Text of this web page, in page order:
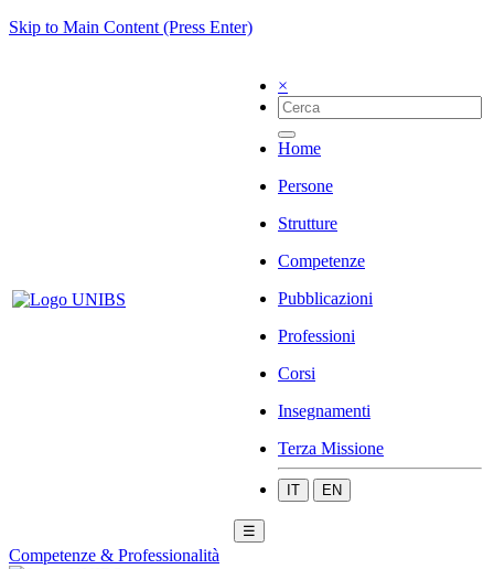
Skip to Main Content (Press Enter)
×
Home
Persone
Strutture
Competenze
Pubblicazioni
Professioni
Corsi
Insegnamenti
Terza Missione
IT EN
☰
Competenze & Professionalità